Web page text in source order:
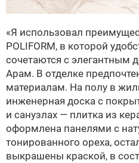
«Я использовал
POLIFORM, в которой
сочетаются с элегантным
Арам. В отделке
материалам. На полу в
инженерная доска с
и сан­узлах — плитка из
оформлена панелями с
тонированного ореха,
выкрашены краской, в